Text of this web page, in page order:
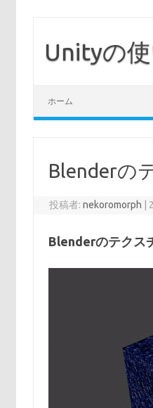
Unityの
ホーム
Blenderの
投稿者:nekoromorph
Blenderのテクス